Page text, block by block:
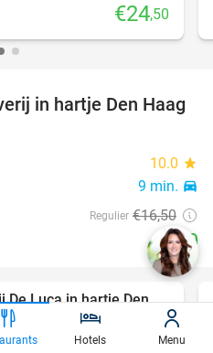
€24,50
39%
in hartje Den Haag
10.0 star
9 min. directions_car
Regulier €16,50
€10
47%
De Luca in hartje Den
Hotels Menu